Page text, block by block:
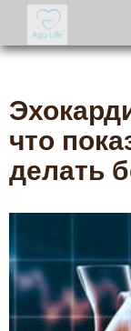
что
делать